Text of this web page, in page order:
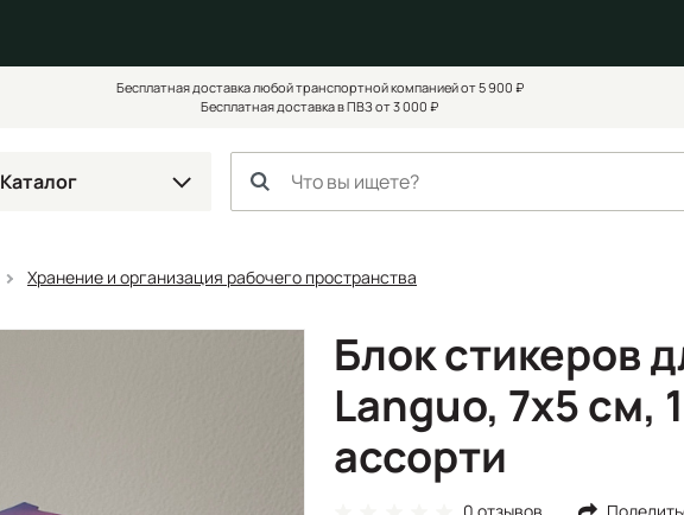
Бесплатная доставка любой транспортной компанией от 5 900 ₽
Бесплатная доставка в ПВЗ от 3 000 ₽
Каталог
Хранение и организация рабочего пространства
Блок стикеров
Languo, 7х5 см,
ассорти